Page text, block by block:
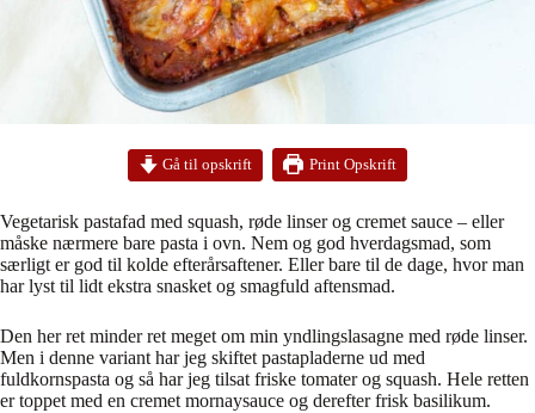
Gå til opskrift Print Opskrift
Vegetarisk pastafad med squash, røde linser og cremet sauce – eller
måske nærmere bare pasta i ovn. Nem og god hverdagsmad, som
særligt er god til kolde efterårsaftener. Eller bare til de dage, hvor man
har lyst til lidt ekstra snasket og smagfuld aftensmad.
Den her ret minder ret meget om min yndlingslasagne med røde linser.
Men i denne variant har jeg skiftet pastapladerne ud med
fuldkornspasta og så har jeg tilsat friske tomater og squash. Hele retten
er toppet med en cremet mornaysauce og derefter frisk basilikum.